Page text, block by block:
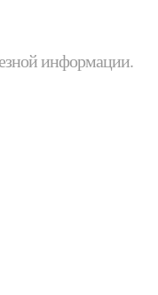
информации.